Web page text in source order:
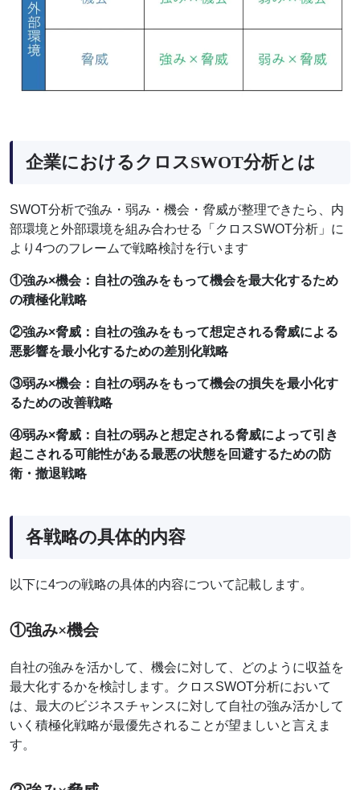
企業におけるクロスSWOT分析とは
SWOT分析で強み・弱み・機会・脅威が整理できたら、内
部環境と外部環境を組み合わせる「クロスSWOT分析」に
より4つのフレームで戦略検討を行います
①強み×機会：自社の強みをもって機会を最大化するため
の積極化戦略
②強み×脅威：自社の強みをもって想定される脅威による
悪影響を最小化するための差別化戦略
③弱み×機会：自社の弱みをもって機会の損失を最小化す
るための改善戦略
④弱み×脅威：自社の弱みと想定される脅威によって引き
起こされる可能性がある最悪の状態を回避するための防
衛・撤退戦略
各戦略の具体的内容
以下に4つの戦略の具体的内容について記載します。
①強み×機会
自社の強みを活かして、機会に対して、どのように収益を
最大化するかを検討します。クロスSWOT分析において
は、最大のビジネスチャンスに対して自社の強み活かして
いく積極化戦略が最優先されることが望ましいと言えま
す。